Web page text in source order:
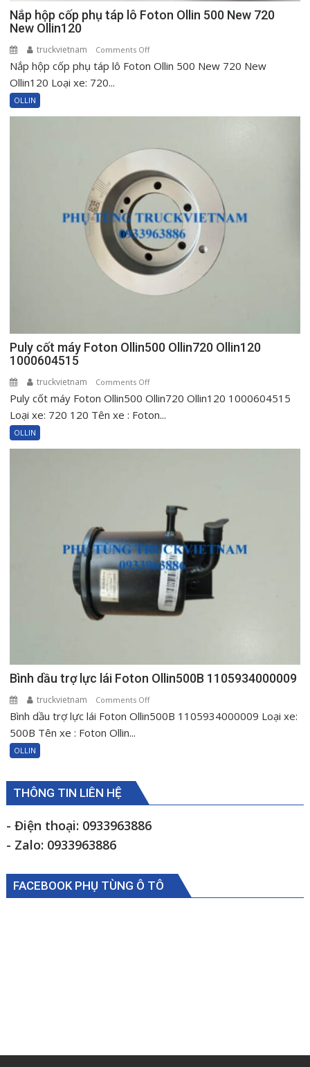
Nắp hộp cốp phụ táp lô Foton Ollin 500 New 720
New Ollin120
truckvietnam Comments Offon
Nắp
Ollin
500
720
New
Ollin120
Nắp hộp cốp phụ táp lô Foton Ollin 500 New 720 New
Ollin120 Loại xe: 720...
OLLIN
Puly cốt máy Foton Ollin500 Ollin720 Ollin120
1000604515
truckvietnam Comments Offon
Puly
cốt
Puly cốt máy Foton Ollin500 Ollin720 Ollin120 1000604515
Loại xe: 720 120 Tên xe : Foton...
OLLIN
Bình dầu trợ lực lái Foton Ollin500B 1105934000009
truckvietnam Comments Offon
Bình
Ollin500B
1105934000009
Bình dầu trợ lực lái Foton Ollin500B 1105934000009 Loại xe:
500B Tên xe : Foton Ollin...
OLLIN
THÔNG TIN LIÊN HỆ
- Điện thoại: 0933963886
- Zalo: 0933963886
FACEBOOK PHỤ TÙNG Ô TÔ